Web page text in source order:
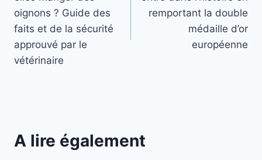
l’article
oignons ? Guide des
faits et de la sécurité
approuvé par le
vétérinaire
remportant la double
médaille d’or
européenne
A lire également